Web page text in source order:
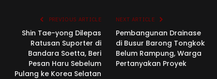
PREVIOUS ARTICLE
Shin Tae-yong Dilepas
Ratusan Suporter di
Bandara Soetta, Beri
Pesan Haru Sebelum
Pulang ke Korea Selatan
NEXT ARTICLE
Pembangunan Drainase
di Busur Barong Tongkok
Belum Rampung, Warga
Pertanyakan Proyek